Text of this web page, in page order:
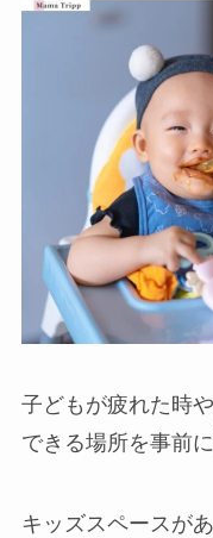
子どもが疲れた時
できる場所を事前
キッズスペースが